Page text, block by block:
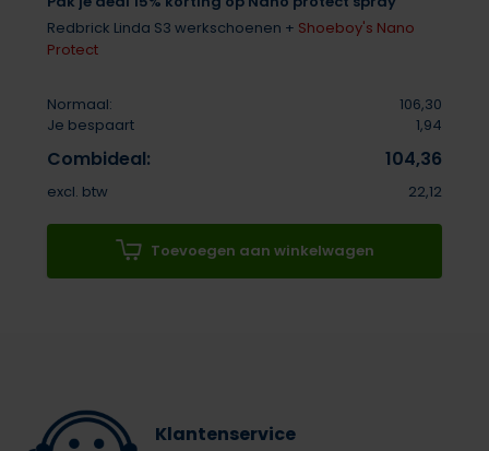
Redbrick Linda S3 werkschoenen + Shoeboy's Nano
Protect
Normaal:
106,30
Je bespaart
1,94
Combideal: 104,36
excl. btw 22,12
Toevoegen aan winkelwagen
Klantenservice